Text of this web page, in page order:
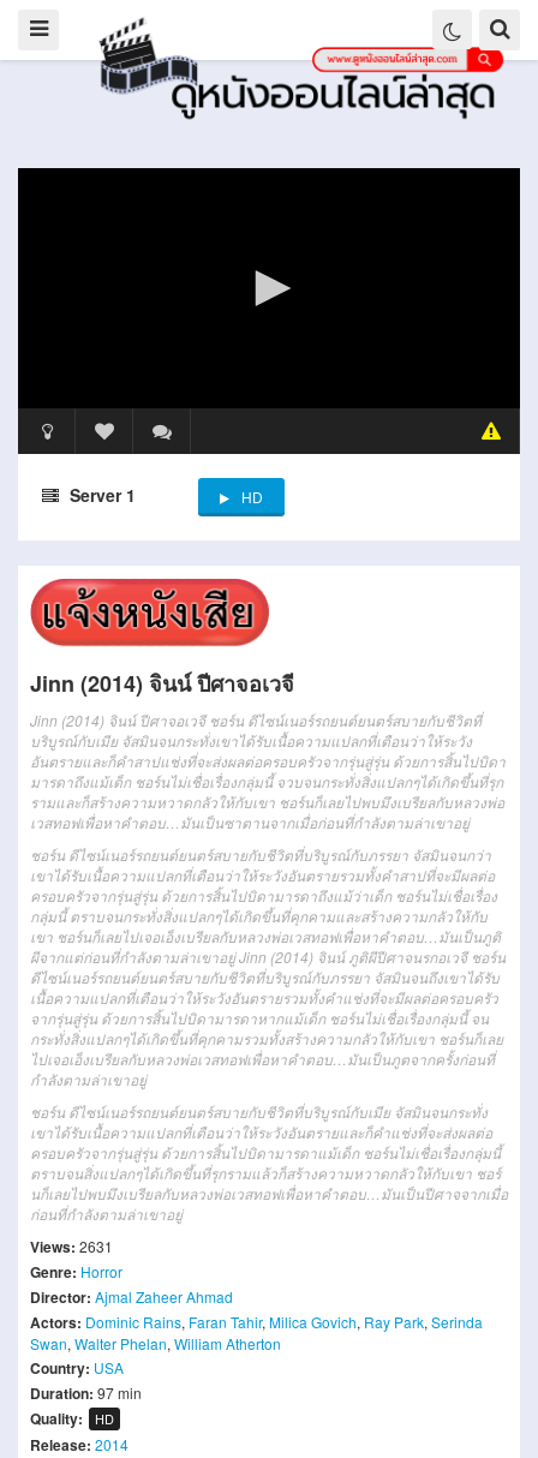
Server 1 HD
Jinn (2014) จินน์ ปีศาจอเวจี
Jinn (2014) จินน์ ปีศาจอเวจีชอร์น ดีไซน์เนอร์รถยนต์ยนตร์สบายกับชีวิตที่
บริบูรณ์กับเมียจัสมินจนกระทั่งเขาได้รับเนื้อความแปลกที่เตือนว่าให้ระวัง
อันตรายและก็คำสาปแช่งที่จะส่งผลต่อครอบครัวจากรุ่นสู่รุ่น ด้วยการสิ้นไปบิดา
มารดาถึงแม้เด็ก ชอร์นไม่เชื่อเรื่องกลุ่มนี้จวบจนกระทั่งสิ่งแปลกๆได้เกิดขึ้นที่รุก
รามและก็สร้างความหวาดกลัวให้กับเขา ชอร์นก็เลยไปพบมึงเบรียลกับหลวงพ่อ
เวสทอฟเพื่อหาคำตอบ…มันเป็นซาตานจากเมื่อก่อนที่กำลังตามล่าเขาอยู่
ชอร์น ดีไซน์เนอร์รถยนต์ยนตร์สบายกับชีวิตที่บริบูรณ์กับภรรยา จัสมินจนกว่า
เขาได้รับเนื้อความแปลกที่เตือนว่าให้ระวังอันตรายรวมทั้งคำสาปที่จะมีผลต่อ
ครอบครัวจากรุ่นสู่รุ่น ด้วยการสิ้นไปบิดามารดาถึงแม้ว่าเด็ก ชอร์นไม่เชื่อเรื่อง
กลุ่มนี้ ตราบจนกระทั่งสิ่งแปลกๆได้เกิดขึ้นที่คุกคามและสร้างความกลัวให้กับ
เขา ชอร์นก็เลยไปเจอเอ็งเบรียลกับหลวงพ่อเวสทอฟเพื่อหาคำตอบ มันเป็นภูติ
ผีจากแต่ก่อนที่กำลังตามล่าเขาอยู่Jinn (2014) จินน์ ภูติผีปีศาจนรกอเวจีชอร์น
ดีไซน์เนอร์รถยนต์ยนตร์สบายกับชีวิตที่บริบูรณ์กับภรรยา จัสมินจนถึงเขาได้รับ
เนื้อความแปลกที่เตือนว่าให้ระวังอันตรายรวมทั้งคำแช่งที่จะมีผลต่อครอบครัว
จากรุ่นสู่รุ่น ด้วยการสิ้นไปบิดามารดาหากแม้เด็ก ชอร์นไม่เชื่อเรื่องกลุ่มนี้จน
กระทั่งสิ่งแปลกๆได้เกิดขึ้นที่คุกคามรวมทั้งสร้างความกลัวให้กับเขา ชอร์นก็เลย
ไปเจอเอ็งเบรียลกับหลวงพ่อเวสทอฟเพื่อหาคำตอบ…มันเป็นภูตจากครั้งก่อนที่
กำลังตามล่าเขาอยู่
ชอร์น ดีไซน์เนอร์รถยนต์ยนตร์สบายกับชีวิตที่บริบูรณ์กับเมีย จัสมินจนกระทั่ง
เขาได้รับเนื้อความแปลกที่เตือนว่าให้ระวังอันตรายและก็คำแช่งที่จะส่งผลต่อ
ครอบครัวจากรุ่นสู่รุ่น ด้วยการสิ้นไปบิดามารดาแม้เด็ก ชอร์นไม่เชื่อเรื่องกลุ่มนี้
ตราบจนสิ่งแปลกๆได้เกิดขึ้นที่รุกรามแล้วก็สร้างความหวาดกลัวให้กับเขา ชอร์
นก็เลยไปพบมึงเบรียลกับหลวงพ่อเวสทอฟเพื่อหาคำตอบ มันเป็นปีศาจจากเมื่อ
ก่อนที่กำลังตามล่าเขาอยู่
Views: 2631
Genre: Horror
Director: Ajmal Zaheer Ahmad
Actors: Dominic Rains, Faran Tahir, Milica Govich, Ray Park, Serinda
Swan, Walter Phelan, William Atherton
Country: USA
Duration: 97 min
Quality: HD
Release: 2014